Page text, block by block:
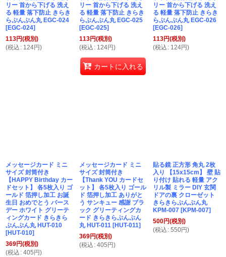
リー 首から下げる 洗え
る 軽量 落下防止 きらき
らぷんぷん丸 EGC-024
[EGC-024]
113円(税別)
(税込 : 124円)
リー 首から下げる 洗え
る 軽量 落下防止 きらき
らぷんぷん丸 EGC-025
[EGC-025]
113円(税別)
(税込 : 124円)
カートに入れる
リー 首から下げる 洗え
る 軽量 落下防止 きらき
らぷんぷん丸 EGC-026
[EGC-026]
113円(税別)
(税込 : 124円)
メッセージカード ミニ
サイズ 封筒付き
【HAPPY Birthday カー
ドセット】 各5枚入り ゴ
ールド 箔押し加工 お誕
生日 おめでとう バース
デー ホワイト グリーテ
ィングカード きらきら
ぷんぷん丸 HUT-010
[HUT-010]
369円(税別)
(税込 : 405 円)
メッセージカード ミニ
サイズ 封筒付き
【Thank YOU カードセ
ット】 各5枚入り ゴール
ド 箔押し加工 ありがと
う サンキュー 感謝 ブラ
ック グリーティングカ
ード きらきらぷんぷん
丸 HUT-011 [HUT-011]
369円(税別)
(税込 : 405 円)
貼る鏡 正方形 角丸 2枚
入り 【15x15cm】 壁 貼
り付け 貼れる 軽量 アク
リル製 ミラー DIY 玄関
ドアの裏 クローゼット
きらきらぷんぷん丸
KPM-007 [KPM-007]
500円(税別)
(税込 : 550円)